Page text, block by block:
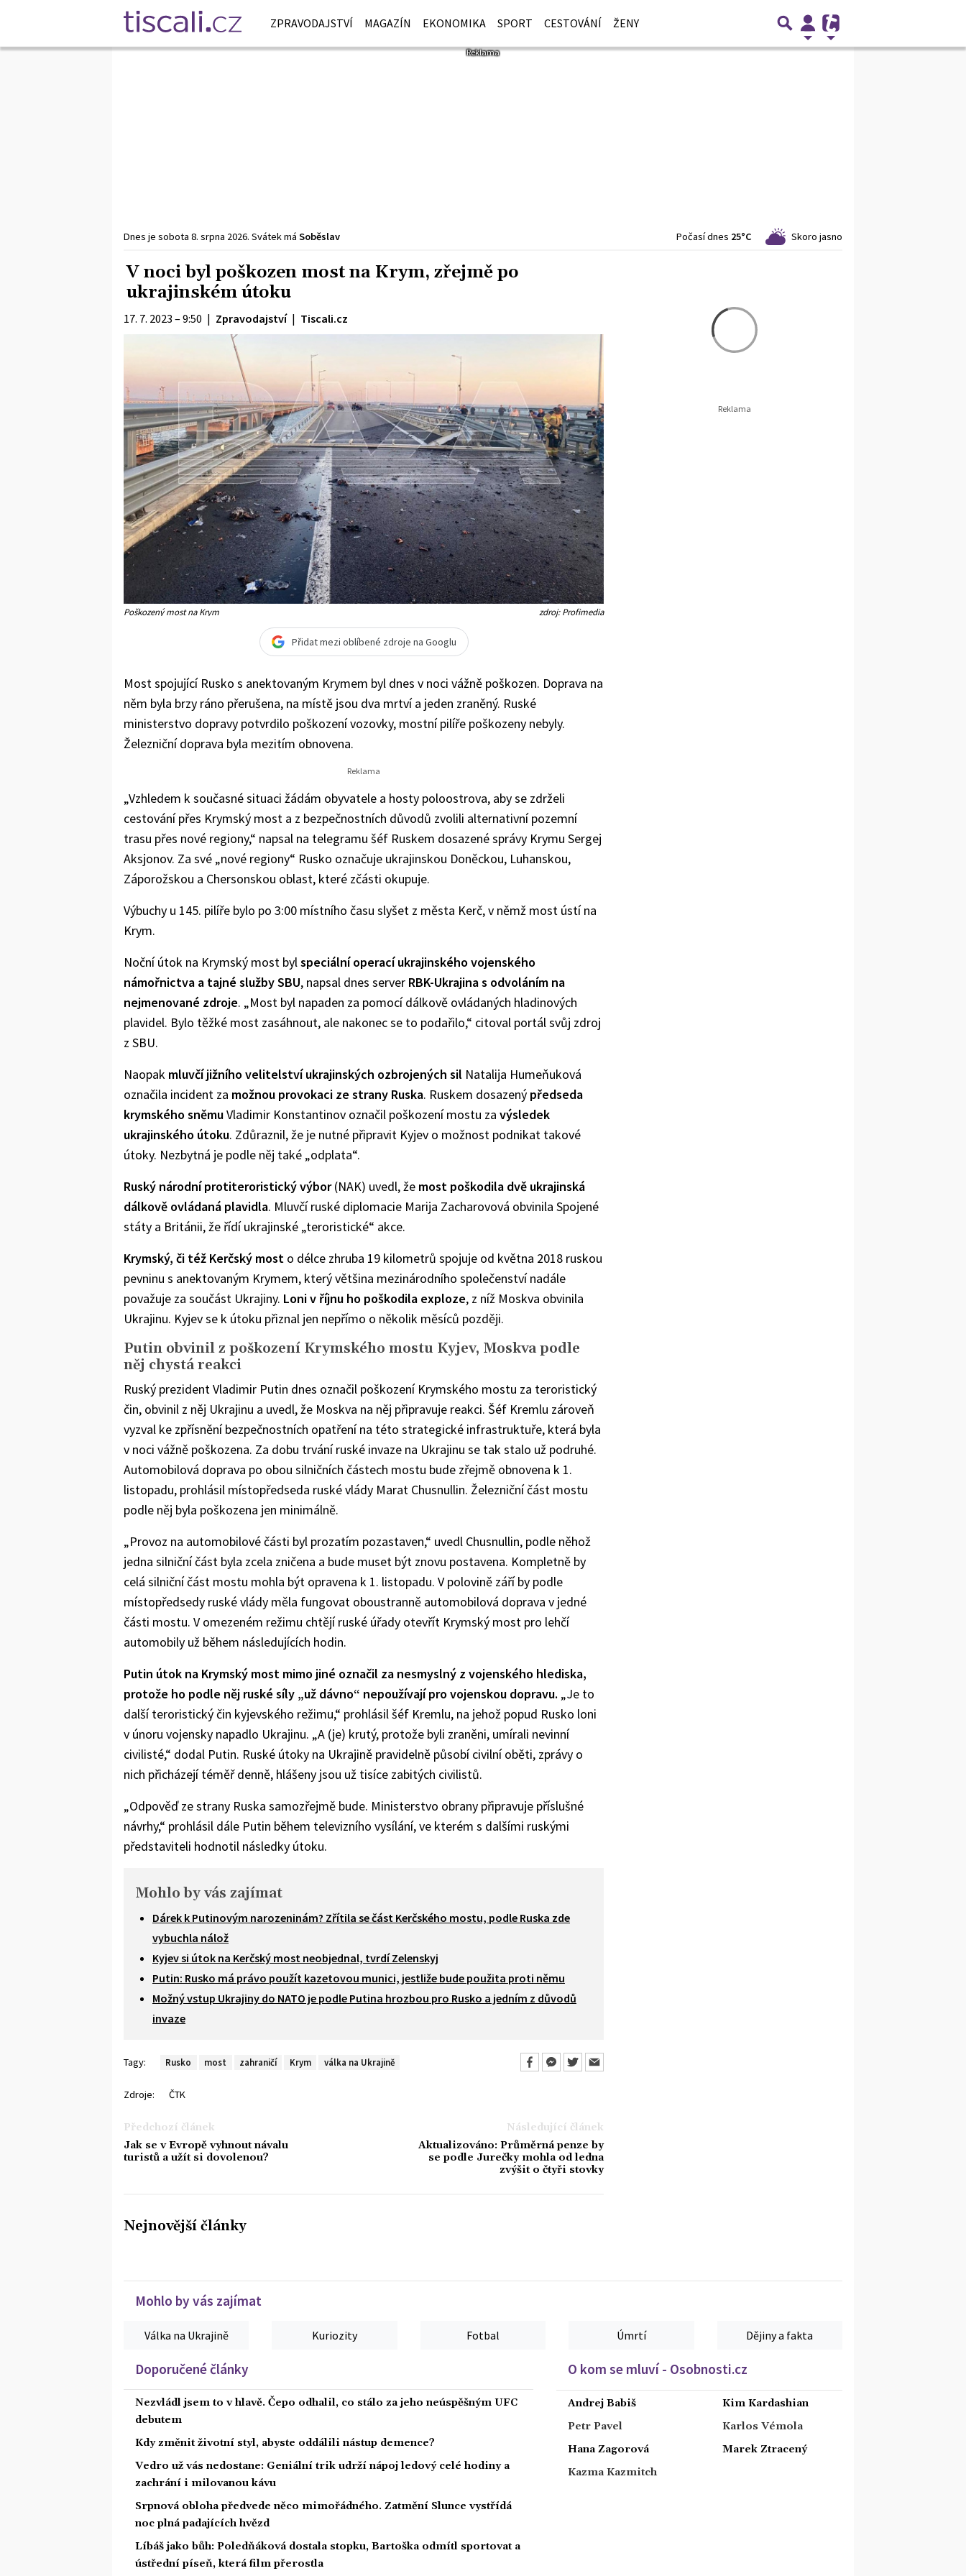
ZPRAVODAJSTVÍ MAGAZÍN EKONOMIKA SPORT CESTOVÁNÍ ŽENY
Dnes je sobota 8. srpna 2026. Svátek má Soběslav Počasí dnes 25°C Skoro jasno
V noci byl poškozen most na Krym, zřejmě po
ukrajinském útoku
17. 7. 2023 – 9:50 | Zpravodajství | Tiscali.cz
Poškozený most na Krym zdroj: Profimedia
Přidat mezi oblíbené zdroje na Googlu
Most spojující Rusko s anektovaným Krymem byl dnes v noci vážně poškozen. Doprava na
něm byla brzy ráno přerušena, na místě jsou dva mrtví a jeden zraněný. Ruské
ministerstvo dopravy potvrdilo poškození vozovky, mostní pilíře poškozeny nebyly.
Železniční doprava byla mezitím obnovena.
„Vzhledem k současné situaci žádám obyvatele a hosty poloostrova, aby se zdrželi
cestování přes Krymský most a z bezpečnostních důvodů zvolili alternativní pozemní
trasu přes nové regiony,“ napsal na telegramu šéf Ruskem dosazené správy Krymu Sergej
Aksjonov. Za své „nové regiony“ Rusko označuje ukrajinskou Doněckou, Luhanskou,
Záporožskou a Chersonskou oblast, které zčásti okupuje.
Výbuchy u 145. pilíře bylo po 3:00 místního času slyšet z města Kerč, v němž most ústí na
Krym.
Noční útok na Krymský most bylspeciální operací ukrajinského vojenského
námořnictva a tajné služby SBU, napsal dnes server RBK-Ukrajina s odvoláním na
nejmenované zdroje. „Most byl napaden za pomocí dálkově ovládaných hladinových
plavidel. Bylo těžké most zasáhnout, ale nakonec se to podařilo,“ citoval portál svůj zdroj
z SBU.
Naopak mluvčí jižního velitelství ukrajinských ozbrojených sil Natalija Humeňuková
označila incident za možnou provokaci ze strany Ruska. Ruskem dosazený předseda
krymského sněmuVladimir Konstantinov označil poškození mostu za výsledek
ukrajinského útoku. Zdůraznil, že je nutné připravit Kyjev o možnost podnikat takové
útoky. Nezbytná je podle něj také „odplata“.
Ruský národní protiteroristický výbor(NAK) uvedl, že most poškodila dvě ukrajinská
dálkově ovládaná plavidla. Mluvčí ruské diplomacie Marija Zacharovová obvinila Spojené
státy a Británii, že řídí ukrajinské „teroristické“ akce.
Krymský, či též Kerčský most o délce zhruba 19 kilometrů spojuje od května 2018 ruskou
pevninu s anektovaným Krymem, který většina mezinárodního společenství nadále
považuje za součást Ukrajiny. Loni v říjnu ho poškodila exploze, z níž Moskva obvinila
Ukrajinu. Kyjev se k útoku přiznal jen nepřímo o několik měsíců později.
Putin obvinil z poškození Krymského mostu Kyjev, Moskva podle
něj chystá reakci
Ruský prezident Vladimir Putin dnes označil poškození Krymského mostu za teroristický
čin, obvinil z něj Ukrajinu a uvedl, že Moskva na něj připravuje reakci. Šéf Kremlu zároveň
vyzval ke zpřísnění bezpečnostních opatření na této strategické infrastruktuře, která byla
v noci vážně poškozena. Za dobu trvání ruské invaze na Ukrajinu se tak stalo už podruhé.
Automobilová doprava po obou silničních částech mostu bude zřejmě obnovena k 1.
listopadu, prohlásil místopředseda ruské vlády Marat Chusnullin. Železniční část mostu
podle něj byla poškozena jen minimálně.
„Provoz na automobilové části byl prozatím pozastaven,“ uvedl Chusnullin, podle něhož
jedna silniční část byla zcela zničena a bude muset být znovu postavena. Kompletně by
celá silniční část mostu mohla být opravena k 1. listopadu. V polovině září by podle
místopředsedy ruské vlády měla fungovat oboustranně automobilová doprava v jedné
části mostu. V omezeném režimu chtějí ruské úřady otevřít Krymský most pro lehčí
automobily už během následujících hodin.
Putin útok na Krymský most mimo jiné označil za nesmyslný z vojenského hlediska,
protože ho podle něj ruské síly „už dávno“ nepoužívají pro vojenskou dopravu. „Je to
další teroristický čin kyjevského režimu,“ prohlásil šéf Kremlu, na jehož popud Rusko loni
v únoru vojensky napadlo Ukrajinu. „A (je) krutý, protože byli zraněni, umírali nevinní
civilisté,“ dodal Putin. Ruské útoky na Ukrajině pravidelně působí civilní oběti, zprávy o
nich přicházejí téměř denně, hlášeny jsou už tisíce zabitých civilistů.
„Odpověď ze strany Ruska samozřejmě bude. Ministerstvo obrany připravuje příslušné
návrhy,“ prohlásil dále Putin během televizního vysílání, ve kterém s dalšími ruskými
představiteli hodnotil následky útoku.
Mohlo by vás zajímat
Dárek k Putinovým narozeninám? Zřítila se část Kerčského mostu, podle Ruska zde
vybuchla nálož
Kyjev si útok na Kerčský most neobjednal, tvrdí Zelenskyj
Putin: Rusko má právo použít kazetovou munici, jestliže bude použita proti němu
Možný vstup Ukrajiny do NATO je podle Putina hrozbou pro Rusko a jedním z důvodů
invaze
Tagy: Rusko most zahraničí Krym válka na Ukrajině
Zdroje: ČTK
Předchozí článek
Jak se v Evropě vyhnout návalu
turistů a užít si dovolenou?
Následující článek
Aktualizováno: Průměrná penze by
se podle Jurečky mohla od ledna
zvýšit o čtyři stovky
Nejnovější články
Mohlo by vás zajímat
Válka na Ukrajině Kuriozity Fotbal Úmrtí Dějiny a fakta
Doporučené články
Nezvládl jsem to v hlavě. Čepo odhalil, co stálo za jeho neúspěšným UFC
debutem
Kdy změnit životní styl, abyste oddálili nástup demence?
Vedro už vás nedostane: Geniální trik udrží nápoj ledový celé hodiny a
zachrání i milovanou kávu
Srpnová obloha předvede něco mimořádného. Zatmění Slunce vystřídá
noc plná padajících hvězd
Líbáš jako bůh: Poledňáková dostala stopku, Bartoška odmítl sportovat a
ústřední píseň, která film přerostla
O kom se mluví - Osobnosti.cz
Andrej Babiš
Petr Pavel
Hana Zagorová
Kazma Kazmitch
Kim Kardashian
Karlos Vémola
Marek Ztracený